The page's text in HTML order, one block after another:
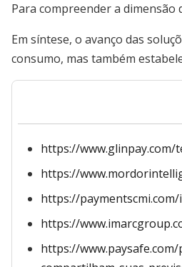
Para compreender a
Em síntese, o avanço das
consumo, mas também
https://www.glinpay.com/
https://
https://
https://
https://